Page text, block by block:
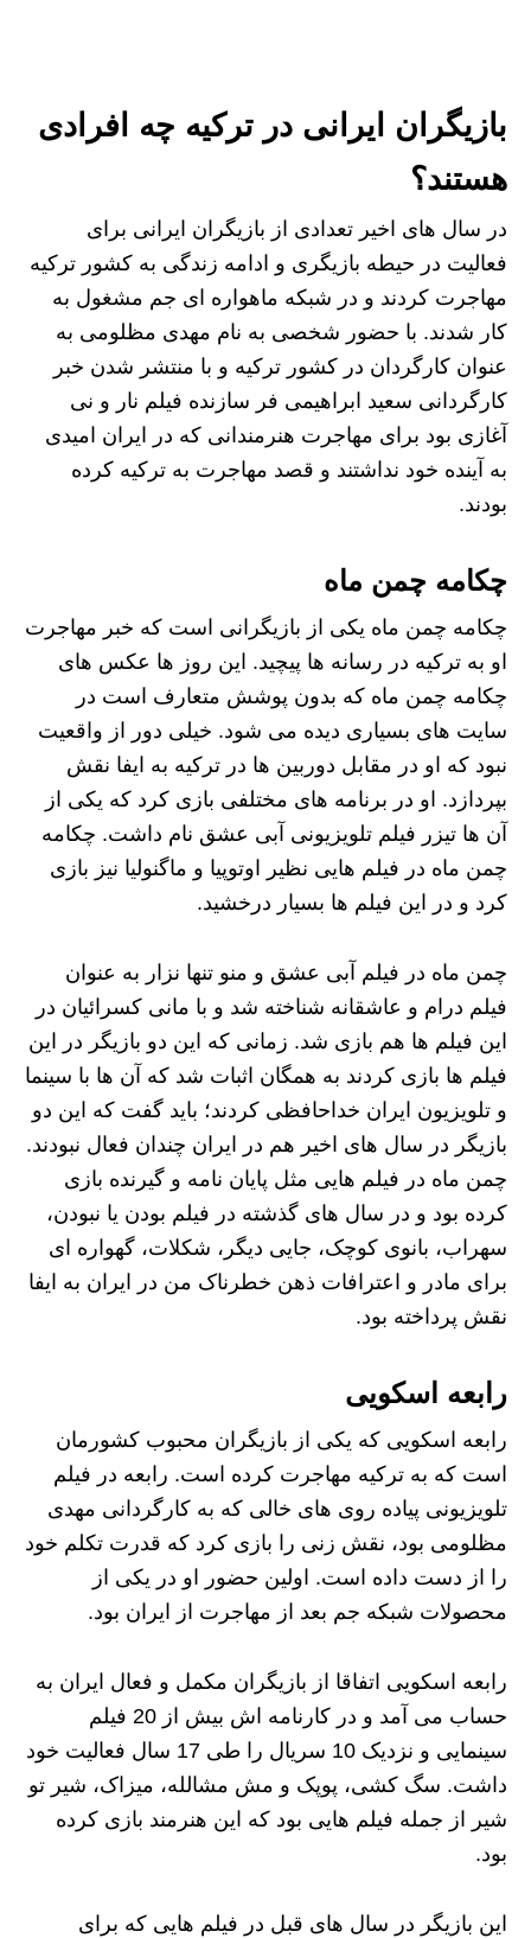
بازیگران ایرانی در ترکیه چه افرادی
هستند؟
در سال های اخیر تعدادی از بازیگران ایرانی برای
فعالیت در حیطه بازیگری و ادامه زندگی به کشور ترکیه
مهاجرت کردند و در شبکه ماهواره ای جم مشغول به
کار شدند. با حضور شخصی به نام مهدی مظلومی به
عنوان کارگردان در کشور ترکیه و با منتشر شدن خبر
کارگردانی سعید ابراهیمی فر سازنده فیلم نار و نی
آغازی بود برای مهاجرت هنرمندانی که در ایران امیدی
به آینده خود نداشتند و قصد مهاجرت به ترکیه کرده
بودند.
چکامه چمن ماه
چکامه چمن ماه یکی از بازیگرانی است که خبر مهاجرت
او به ترکیه در رسانه ها پیچید. این روز ها عکس های
چکامه چمن ماه که بدون پوشش متعارف است در
سایت های بسیاری دیده می شود. خیلی دور از واقعیت
نبود که او در مقابل دوربین ها در ترکیه به ایفا نقش
بپردازد. او در برنامه های مختلفی بازی کرد که یکی از
آن ها تیزر فیلم تلویزیونی آبی عشق نام داشت. چکامه
چمن ماه در فیلم هایی نظیر اوتوپیا و ماگنولیا نیز بازی
کرد و در این فیلم ها بسیار درخشید.
چمن ماه در فیلم آبی عشق و منو تنها نزار به عنوان
فیلم درام و عاشقانه شناخته شد و با مانی کسرائیان در
این فیلم ها هم بازی شد. زمانی که این دو بازیگر در این
فیلم ها بازی کردند به همگان اثبات شد که آن ها با سینما
و تلویزیون ایران خداحافظی کردند؛ باید گفت که این دو
بازیگر در سال های اخیر هم در ایران چندان فعال نبودند.
چمن ماه در فیلم هایی مثل پایان نامه و گیرنده بازی
کرده بود و در سال های گذشته در فیلم بودن یا نبودن،
سهراب، بانوی کوچک، جایی دیگر، شکلات، گهواره ای
برای مادر و اعترافات ذهن خطرناک من در ایران به ایفا
نقش پرداخته بود.
رابعه اسکویی
رابعه اسکویی که یکی از بازیگران محبوب کشورمان
است که به ترکیه مهاجرت کرده است. رابعه در فیلم
تلویزیونی پیاده روی های خالی که به کارگردانی مهدی
مظلومی بود، نقش زنی را بازی کرد که قدرت تکلم خود
را از دست داده است. اولین حضور او در یکی از
محصولات شبکه جم بعد از مهاجرت از ایران بود.
رابعه اسکویی اتفاقا از بازیگران مکمل و فعال ایران به
حساب می آمد و در کارنامه اش بیش از 20 فیلم
سینمایی و نزدیک 10 سریال را طی 17 سال فعالیت خود
داشت. سگ کشی، پوپک و مش مشالله، میزاک، شیر تو
شیر از جمله فیلم هایی بود که این هنرمند بازی کرده
بود.
این بازیگر در سال های قبل در فیلم هایی که برای